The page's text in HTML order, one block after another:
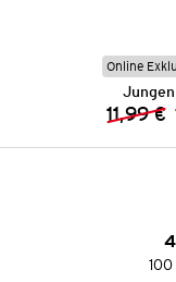
Online
11,99 €